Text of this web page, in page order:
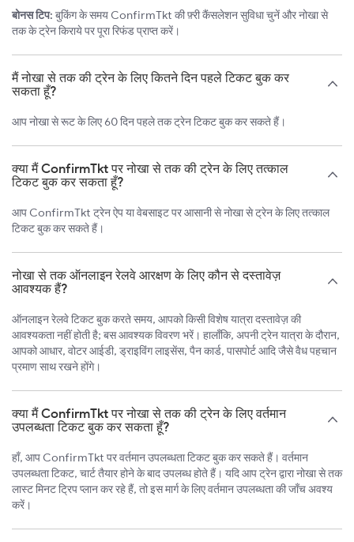
बोनस टिप: बुकिंग के समय ConfirmTkt की फ़्री कैंसलेशन सुविधा चुनें और नोखा से
तक के ट्रेन किराये पर पूरा रिफंड प्राप्त करें।
मैं नोखा से तक की ट्रेन के लिए कितने दिन पहले टिकट बुक कर
सकता हूँ?
आप नोखा से रूट के लिए 60 दिन पहले तक ट्रेन टिकट बुक कर सकते हैं।
क्या मैं ConfirmTkt पर नोखा से तक की ट्रेन के लिए तत्काल
टिकट बुक कर सकता हूँ?
आप ConfirmTkt ट्रेन ऐप या वेबसाइट पर आसानी से नोखा से ट्रेन के लिए तत्काल
टिकट बुक कर सकते हैं।
नोखा से तक ऑनलाइन रेलवे आरक्षण के लिए कौन से दस्तावेज़
आवश्यक हैं?
ऑनलाइन रेलवे टिकट बुक करते समय, आपको किसी विशेष यात्रा दस्तावेज़ की
आवश्यकता नहीं होती है; बस आवश्यक विवरण भरें। हालाँकि, अपनी ट्रेन यात्रा के दौरान,
आपको आधार, वोटर आईडी, ड्राइविंग लाइसेंस, पैन कार्ड, पासपोर्ट आदि जैसे वैध पहचान
प्रमाण साथ रखने होंगे।
क्या मैं ConfirmTkt पर नोखा से तक की ट्रेन के लिए वर्तमान
उपलब्धता टिकट बुक कर सकता हूँ?
हाँ, आप ConfirmTkt पर वर्तमान उपलब्धता टिकट बुक कर सकते हैं। वर्तमान
उपलब्धता टिकट, चार्ट तैयार होने के बाद उपलब्ध होते हैं। यदि आप ट्रेन द्वारा नोखा से तक
लास्ट मिनट ट्रिप प्लान कर रहे हैं, तो इस मार्ग के लिए वर्तमान उपलब्धता की जाँच अवश्य
करें।